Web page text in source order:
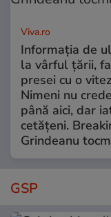
Viva.ro
Informația de
la vârful țării,
presei cu o
Nimeni nu
până aici, dar
cetățeni.
Grindeanu
GSP